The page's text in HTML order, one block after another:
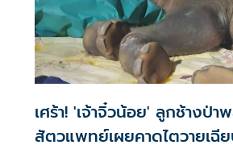
เศร้า! 'เจ้าจิ๋วน้อย' ลูกช้างป่
สัตวแพทย์เผยคาดไตวายเฉี